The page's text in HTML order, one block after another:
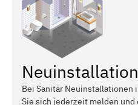
Neuinstallation
Bei Sanitär Neuinstallationen
Sie sich jederzeit melden und